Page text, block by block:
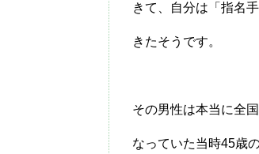
きて、自分は「指名
きたそうです。
その男性は本当に全
なっていた当時45歳